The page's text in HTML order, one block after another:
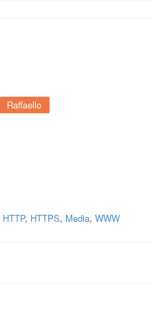
Raffaello
HTTP, HTTPS, Media, WWW